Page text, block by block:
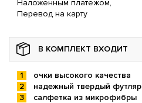
Наложенным платежом,
Перевод на карту
В КОМПЛЕКТ ВХОДИТ
очки высокого качества
надежный твердый футляр
салфетка из микрофибры